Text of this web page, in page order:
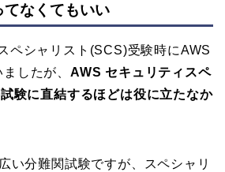
なくてもいい
ペシャリスト(SCS)受験時にAWS
したが、 AWS セキュリティスペ
験に直結するほどは役に立たなか
い分難関試験ですが、スペシャリ